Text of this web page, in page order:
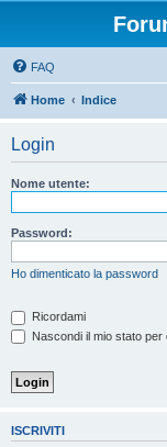
FAQ
Home Indice
Login
Nome utente:
Password:
Ho dimenticato la password
Ricordami
Nascondi il mio stato
ISCRIVITI